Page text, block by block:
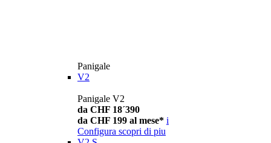
Panigale
V2
Panigale V2
da CHF 18´390
da CHF 199 al mese* i
Configura scopri di piu